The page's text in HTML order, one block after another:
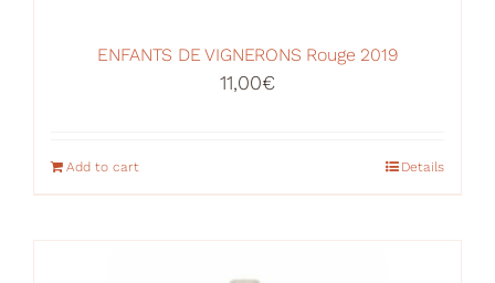
ENFANTS DE VIGNERONS Rouge 2019
11,00€
Add to cart Details